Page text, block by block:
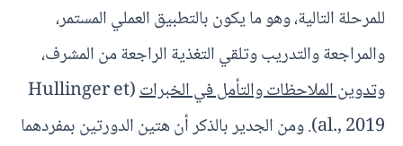
للمرحلة التالية، وهو ما يكون بالتطبيق العملي المستمر،
والمراجعة والتدريب وتلقي التغذية الراجعة من المشرف،
وتدوين الملاحظات والتأمل في الخبرات (Hullinger et
al., 2019). ومن الجدير بالذكر أن هتين الدورتين بمفردهما